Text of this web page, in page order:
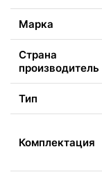
Марка
Страна
производитель
Тип
Комплектация